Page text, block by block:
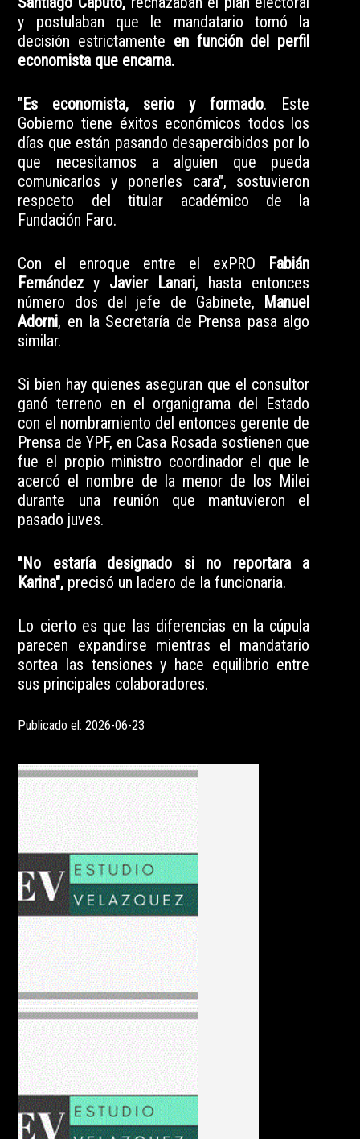
y postulaban que le mandatario tomó la
decisión estrictamente en función del perfil
economista que encarna.
"Es economista, serio y formado. Este
Gobierno tiene éxitos económicos todos los
días que están pasando desapercibidos por lo
que necesitamos a alguien que pueda
comunicarlos y ponerles cara", sostuvieron
respceto del titular académico de la
Fundación Faro.
Con el enroque entre el exPRO Fabián
Fernándezy Javier Lanari, hasta entonces
número dos del jefe de Gabinete,
Manuel
Adorni, en la Secretaría de Prensa pasa algo
similar.
Si bien hay quienes aseguran que el consultor
ganó terreno en el organigrama del Estado
con el nombramiento del entonces gerente de
Prensa de YPF, en Casa Rosada sostienen que
fue el propio ministro coordinador el que le
acercó el nombre de la menor de los Milei
durante una reunión que mantuvieron el
pasado juves.
"No estaría designado si no reportara a
Karina", precisó un ladero de la funcionaria.
Lo cierto es que las diferencias en la cúpula
parecen expandirse mientras el mandatario
sortea las tensiones y hace equilibrio entre
sus principales colaboradores.
Publicado el: 2026-06-23